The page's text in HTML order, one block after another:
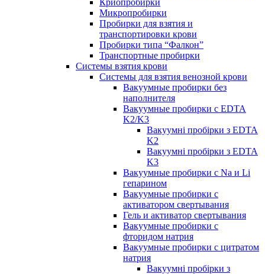
Микропробирки
Пробирки для взятия и
транспортировки крови
Пробирки типа “Фалкон”
Транспортные пробирки
Системы взятия крови
Системы для взятия венозной крови
Вакуумные пробирки без
наполнителя
Вакуумные пробирки с EDTA
K2/K3
Вакуумні пробірки з EDTA
K2
Вакуумні пробірки з EDTA
K3
Вакуумные пробирки с Na и Li
гепарином
Вакуумные пробирки с
активатором свертывания
Гель и активатор свертывания
Вакуумные пробирки с
фторидом натрия
Вакуумные пробирки с цитратом
натрия
Вакуумні пробірки з